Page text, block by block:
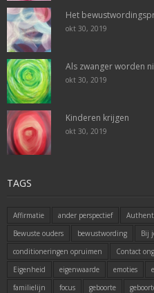
Het
okt 30, 2019
Als zwanger worden
okt 30, 2019
Kinderen krijgen
okt 30, 2019
TAGS
Affirmatie ander perspectief
Bewuste ouders
bewustwording Bij
conditioneringen opruimen
Contact
Eigenheid
eigenwaarde emoties
familielijn
focus geboorte